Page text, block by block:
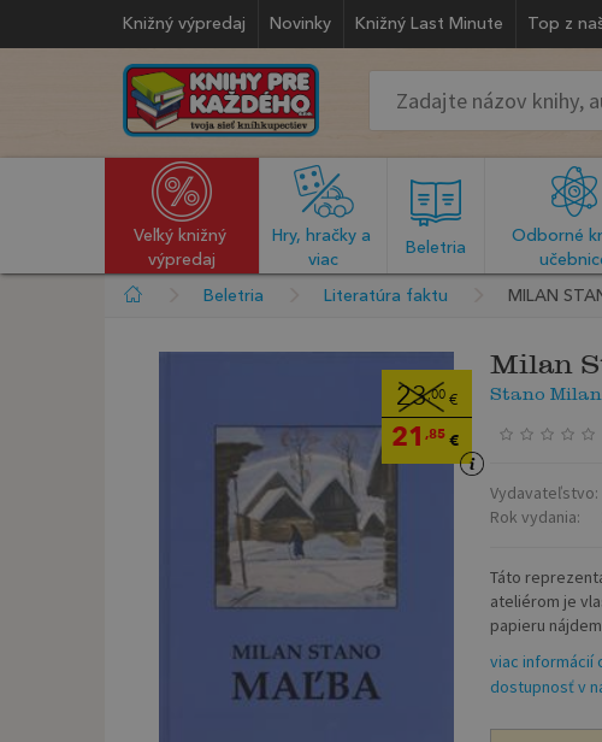
Knižný výpredaj Novinky Knižný Last Minute Top z
Veľký knižný
výpredaj
Hry, hračky a
viac
Beletria
Odborné
Beletria Literatúra faktu MILAN
23,00 €
21,85 €
Milan
Stano Milan
Vydavateľstvo:
Rok vydania:
Táto
ateliérom je
papieru
viac informácií
dostupnosť v